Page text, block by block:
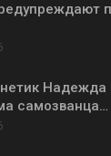
Надежда
самозванца…